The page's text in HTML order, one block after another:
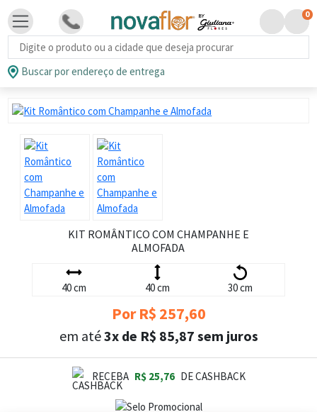
Busca de produtos
0
Buscar por endereço de entrega
KIT ROMÂNTICO COM CHAMPANHE E
ALMOFADA
40 cm 40 cm 30 cm
Por R$ 257,60
em até3x de R$ 85,87 sem juros
RECEBA R$ 25,76 DE CASHBACK